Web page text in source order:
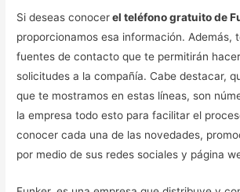
Si deseas conocerel teléfono gratuito de
proporcionamos esa información. Además,
fuentes de contacto que te permitirán
solicitudes a la compañía. Cabe destacar,
que te mostramos en estas líneas, son
la empresa todo esto para facilitar el
conocer cada una de las novedades,
por medio de sus redes sociales y página